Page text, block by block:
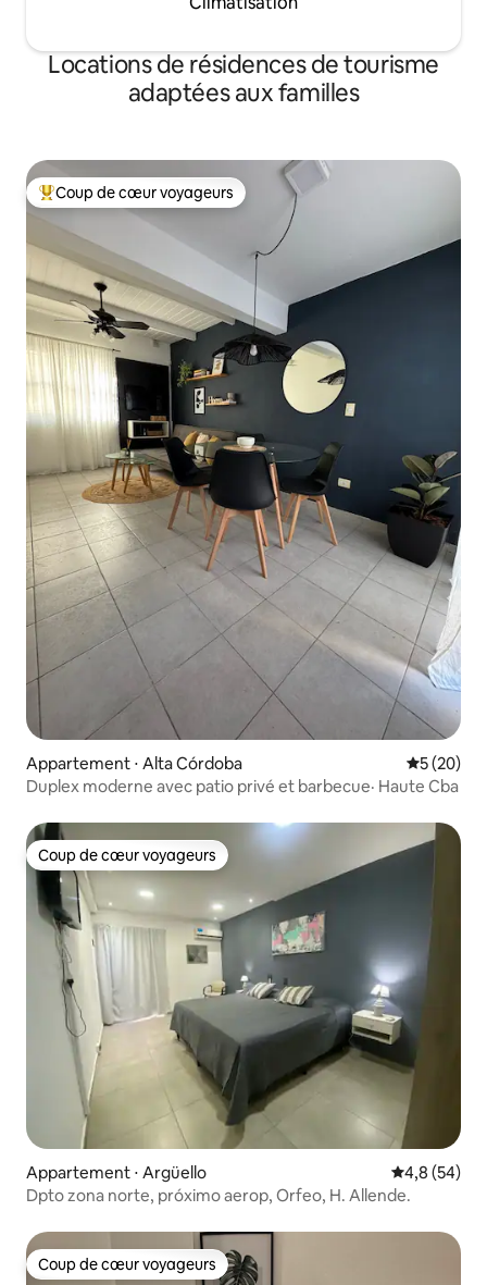
Locations de résidences de tourisme
adaptées aux familles
Coups de cœur voyageurs les plus appréciés
Coup de cœur voyageurs
Appartement ⋅ Alta Córdoba
5 (20)
Duplex moderne avec patio privé et barbecue· Haute Cba
Coup de cœur voyageurs
Coup de cœur voyageurs
Appartement ⋅ Argüello Évaluation
4,8 (54)
Dpto zona norte, próximo aerop, Orfeo, H. Allende.
Coup de cœur voyageurs
Coup de cœur voyageurs